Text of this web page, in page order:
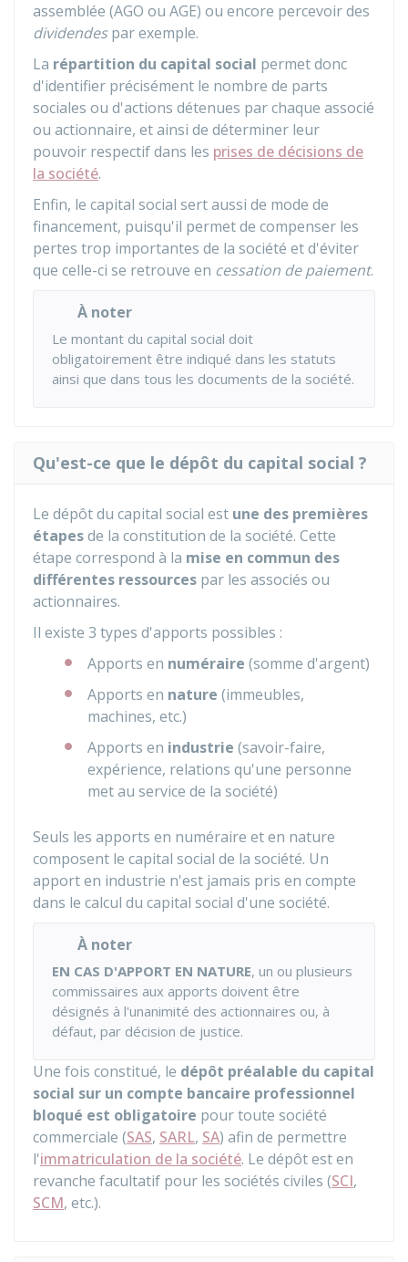
assemblée (AGO ou AGE) ou encore percevoir des
dividendespar exemple.
La répartition du capital social permet donc
d'identifier précisément le nombre de parts
sociales ou d'actions détenues par chaque associé
ou actionnaire, et ainsi de déterminer leur
pouvoir respectif dans les prises de décisions de
la société.
Enfin, le capital social sert aussi de mode de
financement, puisqu'il permet de compenser les
pertes trop importantes de la société et d'éviter
que celle-ci se retrouve en cessation de paiement.
À noter
Le montant du capital social doit
obligatoirement être indiqué dans les statuts
ainsi que dans tous les documents de la société.
Qu'est-ce que le dépôt du capital social ?
Le dépôt du capital social est une des premières
étapesde la constitution de la société. Cette
étape correspond à la mise en commun des
différentes ressources par les associés ou
actionnaires.
Il existe 3 types d'apports possibles :
Apports en numéraire (somme d'argent)
Apports en nature (immeubles,
machines, etc.)
Apports en industrie (savoir-faire,
expérience, relations qu'une personne
met au service de la société)
Seuls les apports en numéraire et en nature
composent le capital social de la société. Un
apport en industrie n'est jamais pris en compte
dans le calcul du capital social d'une société.
À noter
EN CAS D'APPORT EN NATURE, un ou plusieurs
commissaires aux apports doivent être
désignés à l'unanimité des actionnaires ou, à
défaut, par décision de justice.
Une fois constitué, le dépôt préalable du capital
social sur un compte bancaire professionnel
bloqué est obligatoire pour toute société
commerciale (SAS, SARL, SA) afin de permettre
l'immatriculation de la société. Le dépôt est en
revanche facultatif pour les sociétés civiles (SCI,
SCM, etc.).